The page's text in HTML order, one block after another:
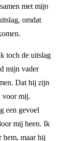
met mijn
omdat
toch de uitslag
mijn vader
Dat hij zijn
voor mij.
een gevoel
mij heen. Ik
hem, maar hij